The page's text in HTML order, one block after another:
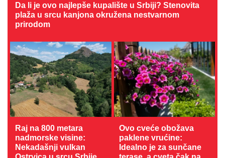
Da li je ovo najlepše kupalište u Srbiji? Stenovita
plaža u srcu kanjona okružena nestvarnom
prirodom
Raj na 800 metara
nadmorske visine:
Nekadašnji vulkan
Ovo cveće obožava
paklene vrućine:
Idealno je za sunčane